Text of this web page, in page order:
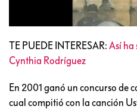
TE PUEDE INTERESAR: Así ha
Cynthia Rodríguez
En 2001 ganó un concurso de
cual compitió con la canción